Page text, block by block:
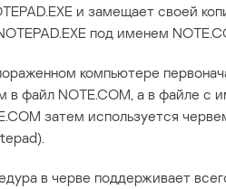
и замещает своей
под именем
компьютере
в файл NOTE.COM, а в файле с
затем используется
в черве поддерживает